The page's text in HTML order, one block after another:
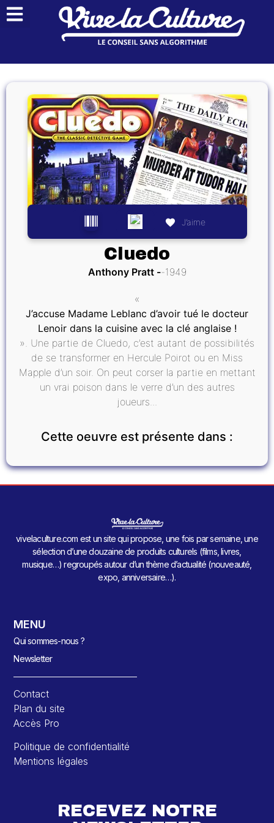
J’aime
Cluedo
Anthony Pratt 1949
«
J’accuse Madame Leblanc d’avoir tué le docteur
Lenoir dans la cuisine avec la clé anglaise !
». Une partie de Cluedo, c’est autant de possibilités
de se transformer en Hercule Poirot ou en Miss
Mapple d’un soir. On peut corser la partie en mettant
un vrai poison dans le verre d’un des autres
joueurs...
Cette oeuvre est présente dans :
vivelaculture.com est un site qui propose, une fois par semaine, une
sélection d’une douzaine de produits culturels (films, livres,
musique…) regroupés autour d’un thème d’actualité (nouveauté,
expo, anniversaire…).
MENU
Qui sommes-nous ?
Newsletter
Contact
Plan du site
Accès Pro
Politique de confidentialité
Mentions légales
RECEVEZ NOTRE